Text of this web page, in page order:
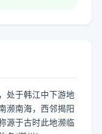
处于韩江中下游地
濒南海，西邻揭阳
源于古时此地濒临